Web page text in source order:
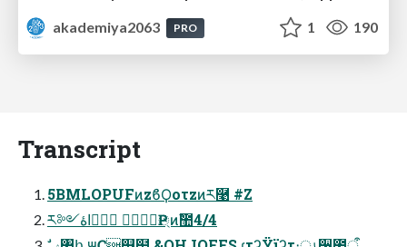
akademiya2063
PRO 1 190
Transcript
5BMLOPUFͷzϐϘοτzͷཪ࿩ #Z
ར༻اۀ ࣾҎ্ͷࣾ಺4/4